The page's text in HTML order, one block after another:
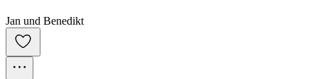
Jan und Benedikt